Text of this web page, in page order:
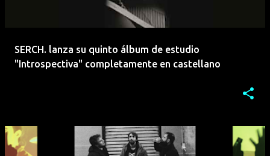
SERCH. lanza su quinto álbum de estudio
"Introspectiva" completamente en castellano